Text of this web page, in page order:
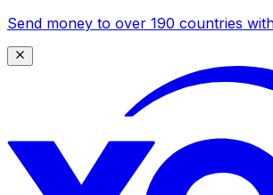
Send money to over 190 countries